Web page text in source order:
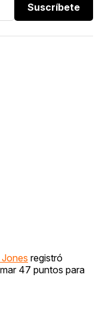
Suscríbete
registró
47 puntos para